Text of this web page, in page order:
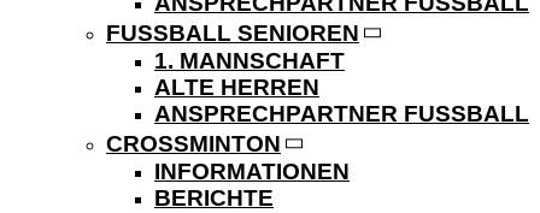
FUSSBALL SENIOREN
1. MANNSCHAFT
ALTE HERREN
ANSPRECHPARTNER FUSSBALL
CROSSMINTON
INFORMATIONEN
BERICHTE